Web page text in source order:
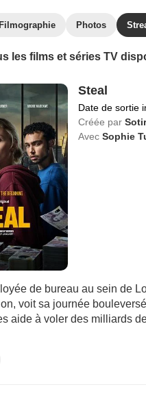
Filmographie Photos
les films et séries TV
Steal
Date de sortie
Créée par
Avec Sophie
de bureau au sein de
voit sa journée
aide à voler des milliards